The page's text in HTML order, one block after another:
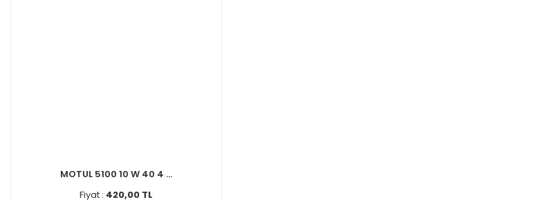
MOTUL 5100 10 W 40 4 ...
Fiyat : 420,00 TL